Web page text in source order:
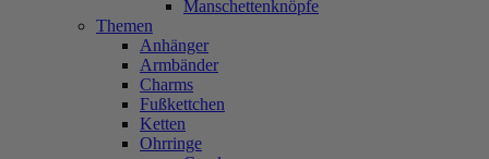
Manschettenknöpfe
Themen
Anhänger
Armbänder
Charms
Fußkettchen
Ketten
Ohrringe